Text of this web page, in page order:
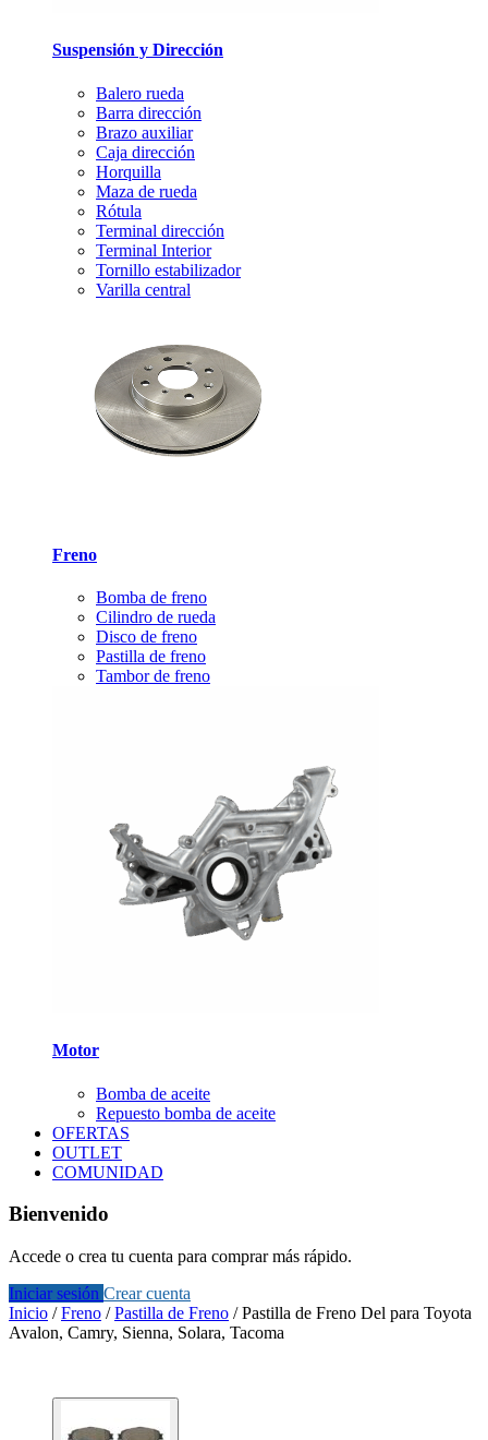
Suspensión y Dirección
Balero rueda
Barra dirección
Brazo auxiliar
Caja dirección
Horquilla
Maza de rueda
Rótula
Terminal dirección
Terminal Interior
Tornillo estabilizador
Varilla central
Freno
Bomba de freno
Cilindro de rueda
Disco de freno
Pastilla de freno
Tambor de freno
Motor
Bomba de aceite
Repuesto bomba de aceite
OFERTAS
OUTLET
COMUNIDAD
Bienvenido
Accede o crea tu cuenta para comprar más rápido.
Iniciar sesión Crear cuenta
Inicio /Freno /Pastilla de Freno /Pastilla de Freno Del para Toyota
Avalon, Camry, Sienna, Solara, Tacoma